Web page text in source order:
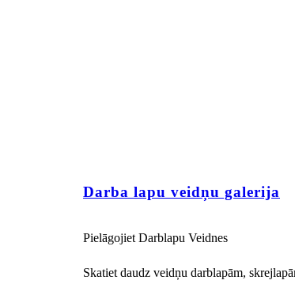
Darba lapu veidņu galerija
Pielāgojiet Darblapu Veidnes
Skatiet daudz veidņu darblapām,